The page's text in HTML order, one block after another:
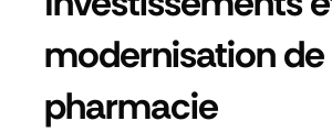
modernisation de
pharmacie